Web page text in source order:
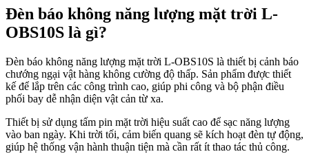
Đèn báo không năng lượng mặt trời L-
OBS10S là gì?
Đèn báo không năng lượng mặt trời L-OBS10S là thiết bị cảnh báo
chướng ngại vật hàng không cường độ thấp. Sản phẩm được thiết
kế để lắp trên các công trình cao, giúp phi công và bộ phận điều
phối bay dễ nhận diện vật cản từ xa.
Thiết bị sử dụng tấm pin mặt trời hiệu suất cao để sạc năng lượng
vào ban ngày. Khi trời tối, cảm biến quang sẽ kích hoạt đèn tự động,
giúp hệ thống vận hành thuận tiện mà cần rất ít thao tác thủ công.